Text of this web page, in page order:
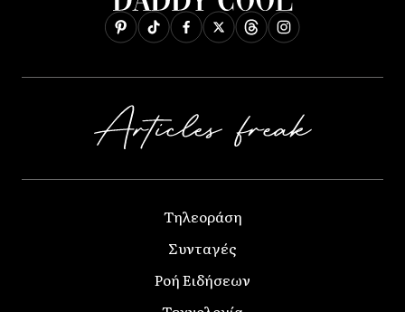
Τηλεοράση
Συνταγές
Ροή Ειδήσεων